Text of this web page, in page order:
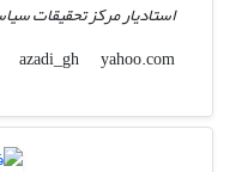
استادیار مرکز تحقیقات
azadi_gh
yahoo.com